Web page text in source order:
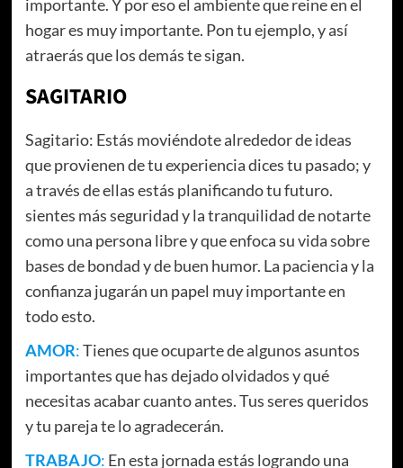
importante. Y por eso el ambiente que reine en el
hogar es muy importante. Pon tu ejemplo, y así
atraerás que los demás te sigan.
SAGITARIO
Sagitario: Estás moviéndote alrededor de ideas
que provienen de tu experiencia dices tu pasado; y
a través de ellas estás planificando tu futuro.
sientes más seguridad y la tranquilidad de notarte
como una persona libre y que enfoca su vida sobre
bases de bondad y de buen humor. La paciencia y la
confianza jugarán un papel muy importante en
todo esto.
AMOR:Tienes que ocuparte de algunos asuntos
importantes que has dejado olvidados y qué
necesitas acabar cuanto antes. Tus seres queridos
y tu pareja te lo agradecerán.
TRABAJO: En esta jornada estás logrando una